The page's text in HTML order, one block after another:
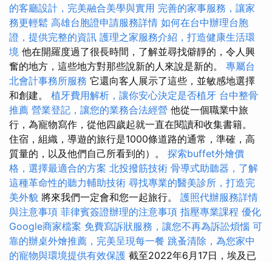
的客廳設計，完美融合美學與實用 完善的家事服務，讓家
務更輕鬆 高雄台胞證申請服務詳情 如何在台中辦理台胞
證，提供完整的資訊 護理之家服務介紹，打造健康生活環
境 他在開羅度過了很長時間，了解並尋找僻靜的，令人興
奮的地方，這些地方對那些說新的人來說是新的。 專屬台
北會計事務所服務 它還向客人展示了這些，並敏感地選擇
和創建。 植牙費用解析，讓你安心決定是否植牙 台中整骨
推薦 營業登記，讓您的業務合法經營 他從一個職業中旅
行，為寵物寫作，從他四歲起就一直在閱讀和收集書籍。
住宿，組織，導遊的旅行是1000條道路的通常，準確，高
質量的，以及他們自己所看到的）。 探索buffet外燴價
格，選擇最適合的方案 北投撥筋技術 骨導式助聽器，了解
這種革命性的聽力輔助技術 尋找專業的醫美診所，打造完
美外貌 將來我們一定會和您一起旅行。 護照代辦服務詳情
與注意事項 菲律賓簽證辦理的注意事項 指壓專業課程 優化
Google商家檔案 免費寫訴狀服務，讓您不再為訴訟煩惱 可
靠的辦桌外燴推薦，完美呈現每一餐 跳蚤清除，為您家中
的寵物與環境提供有效保護 截至2022年6月17日，埃及已